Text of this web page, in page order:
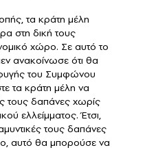
τα κράτη μέλη
στη δική τους
χώρο. Σε αυτό το
ανακοίνωσε ότι θα
του Συμφώνου
τα κράτη μέλη να
τους δαπάνες χωρίς
ελλείμματος. Έτσι,
τους δαπάνες
αυτό θα μπορούσε να